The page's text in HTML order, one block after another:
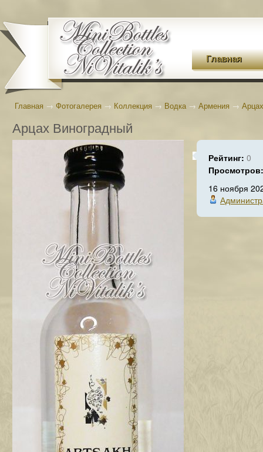
Главная
Главная → Фотогалерея → Коллекция → Водка→ Армения →
Арцах Виноградный
Рейтинг: 0
16 ноября